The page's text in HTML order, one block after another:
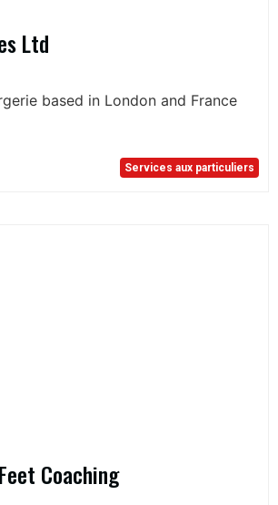
Ltd
based in London and France
Services aux particuliers
Coaching